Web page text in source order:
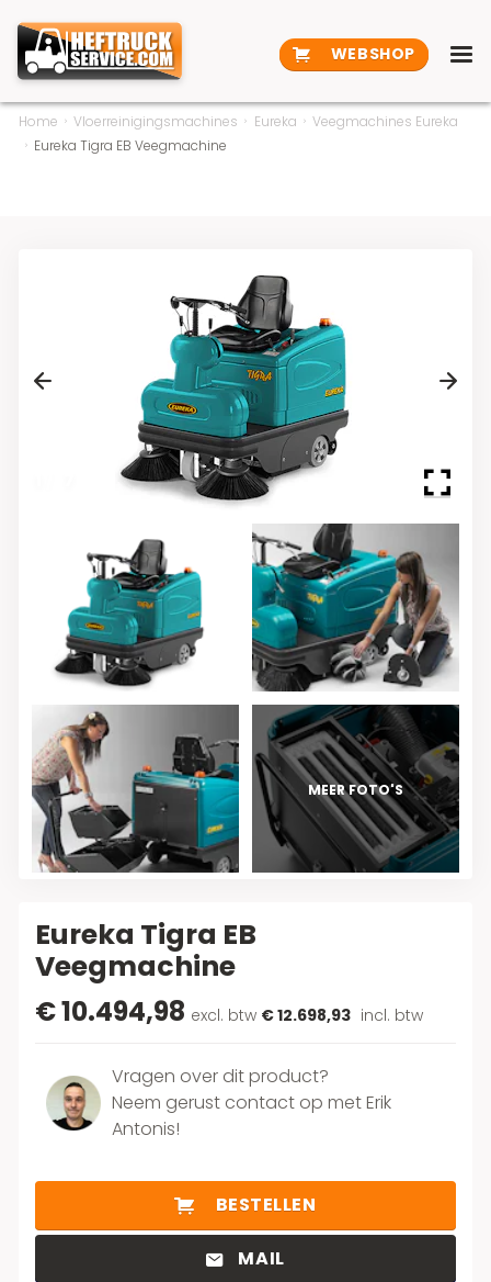
WEBSHOP
Home Vloerreinigingsmachines Eureka
Veegmachines Eureka
Eureka Tigra EB Veegmachine
Previous Next
Eureka Tigra EB
Veegmachine
€ 10.494,98 excl. btw € 12.698,93 incl. btw
Vragen over dit product?
Neem gerust contact op met Erik
Antonis!
BESTELLEN
MAIL